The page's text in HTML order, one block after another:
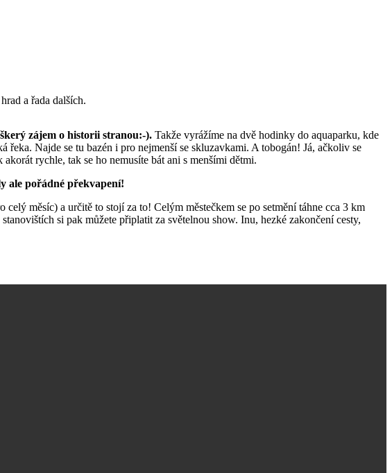
a řada dalších.
zájem o historii stranou:-). Takže vyrážíme na dvě hodinky do aquaparku, kde
Najde se tu bazén i pro nejmenší se skluzavkami. A tobogán! Já, ačkoliv se
rychle, tak se ho nemusíte bát ani s menšími dětmi.
ale pořádné překvapení!
celý měsíc) a určitě to stojí za to! Celým městečkem se po setmění táhne cca 3 km
si pak můžete připlatit za světelnou show. Inu, hezké zakončení cesty,